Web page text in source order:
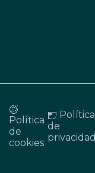
Política
de
cookies
Política
de
privacidad